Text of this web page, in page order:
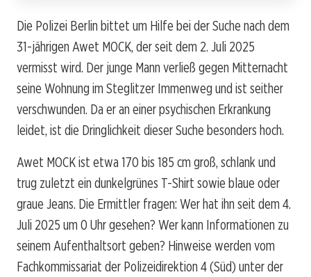
Die Polizei Berlin bittet um Hilfe bei der Suche nach dem
31-jährigen Awet MOCK, der seit dem 2. Juli 2025
vermisst wird. Der junge Mann verließ gegen Mitternacht
seine Wohnung im Steglitzer Immenweg und ist seither
verschwunden. Da er an einer psychischen Erkrankung
leidet, ist die Dringlichkeit dieser Suche besonders hoch.
Awet MOCK ist etwa 170 bis 185 cm groß, schlank und
trug zuletzt ein dunkelgrünes T-Shirt sowie blaue oder
graue Jeans. Die Ermittler fragen: Wer hat ihn seit dem 4.
Juli 2025 um 0 Uhr gesehen? Wer kann Informationen zu
seinem Aufenthaltsort geben? Hinweise werden vom
Fachkommissariat der Polizeidirektion 4 (Süd) unter der